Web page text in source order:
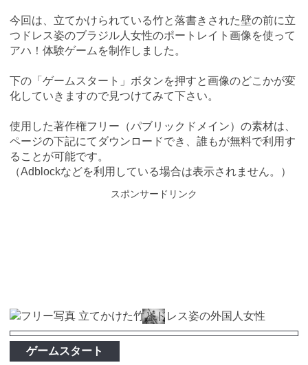
今回は、立てかけられている竹と落書きされた壁の前に立
つドレス姿のブラジル人女性のポートレイト画像を使って
アハ！体験ゲームを制作しました。
下の「ゲームスタート」ボタンを押すと画像のどこかが変
化していきますので見つけてみて下さい。
使用した著作権フリー（パブリックドメイン）の素材は、
ページの下記にてダウンロードでき、誰もが無料で利用す
ることが可能です。
（Adblockなどを利用している場合は表示されません。）
スポンサードリンク
ゲームスタート